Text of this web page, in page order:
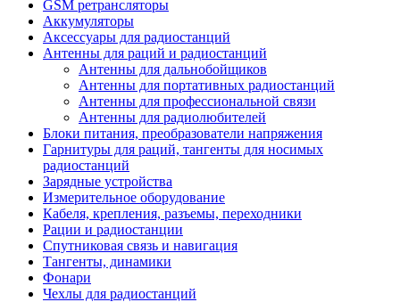
GSM ретрансляторы
Аккумуляторы
Аксессуары для радиостанций
Антенны для раций и радиостанций
Антенны для дальнобойщиков
Антенны для портативных радиостанций
Антенны для профессиональной связи
Антенны для радиолюбителей
Блоки питания, преобразователи напряжения
Гарнитуры для раций, тангенты для носимых
радиостанций
Зарядные устройства
Измерительное оборудование
Кабеля, крепления, разъемы, переходники
Рации и радиостанции
Спутниковая связь и навигация
Тангенты, динамики
Фонари
Чехлы для радиостанций